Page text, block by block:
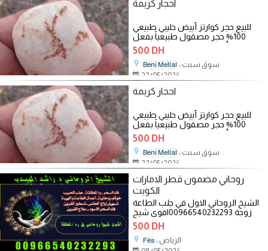
احجار كريمة
للبيع حجر كوارتز أبيض حليبي طبيعي
100% حجر مصقول طبيعياً بفعل
الماء، لون أبيض حليبي شبه شفاف على
500 DH
Beni Mellal
، سوق سبت
22/05/2026
احجار كريمة
للبيع حجر كوارتز أبيض حليبي طبيعي
100% حجر مصقول طبيعياً بفعل
الماء، لون أبيض حليبي شبه شفاف على
500 DH
Beni Mellal
، سوق سبت
22/05/2026
روحاني مضمون قطر الامارات
الكويت
السعودية00966540232293موثو
ق
الشيخ الروحاني الاول في جلب الطاعة
زوجة 00966540232293اقوى شيخ
روحاني في قطر وبشهادة جميع من
تعامل منهم
500 DH
Fès
، الرياض